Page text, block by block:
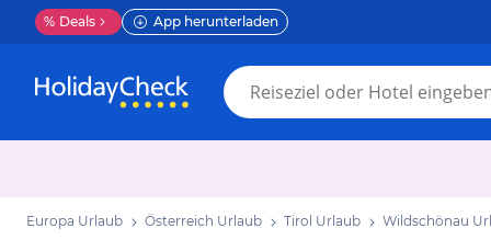
% Deals App herunterladen
Europa Urlaub Österreich Urlaub Tirol Urlaub Wildschönau